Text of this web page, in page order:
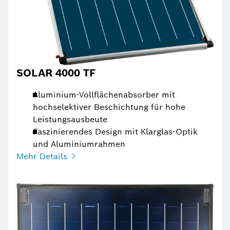
SOLAR 4000 TF
Aluminium-Vollflächenabsorber mit
hochselektiver Beschichtung für hohe
Leistungsausbeute
Faszinierendes Design mit Klarglas-Optik
und Aluminiumrahmen
Mehr Details